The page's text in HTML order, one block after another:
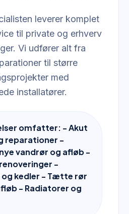
leverer komplet
til private og erhverv
Vi udfører alt fra
til større
med
installatører.
omfatter: - Akut
reparationer -
vandrør og afløb -
-
og kedler - Tætte rør
- Radiatorer og